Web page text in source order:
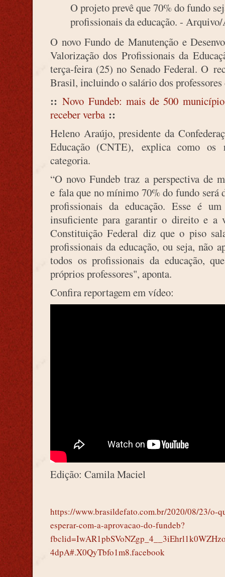
O projeto prevê que 70% do fundo
profissionais da educação. -
O novo Fundo de Manutenção e
Valorização dos Profissionais da
terça-feira (25) no Senado Federal. O
Brasil, incluindo o salário dos professores
:: Novo Fundeb: mais de 500
receber verba ::
Heleno Araújo, presidente da
Educação (CNTE), explica como os
categoria.
“O novo Fundeb traz a perspectiva de
e fala que no mínimo 70% do fundo será
profissionais da educação. Esse é
insuficiente para garantir o direito e a
Constituição Federal diz que o piso
profissionais da educação, ou seja, não
todos os profissionais da educação,
próprios professores", aponta.
Confira reportagem em vídeo:
Edição: Camila Maciel
https://www.brasildefato.com.br/2020/08/23/o-
esperar-com-a-aprovacao-do-fundeb?
4dpA#.X0QyTbfo1m8.facebook